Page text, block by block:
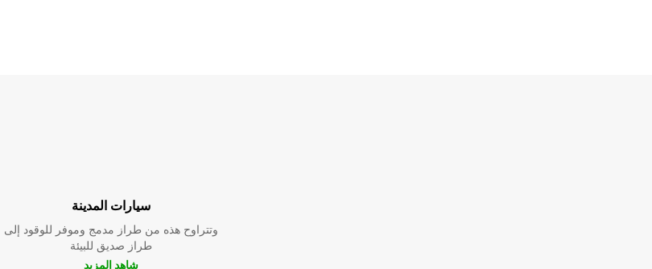
سيارات المدينة
وتتراوح هذه من طراز مدمج وموفر للوقود إلى
طراز صديق للبيئة
شاهد المزيد